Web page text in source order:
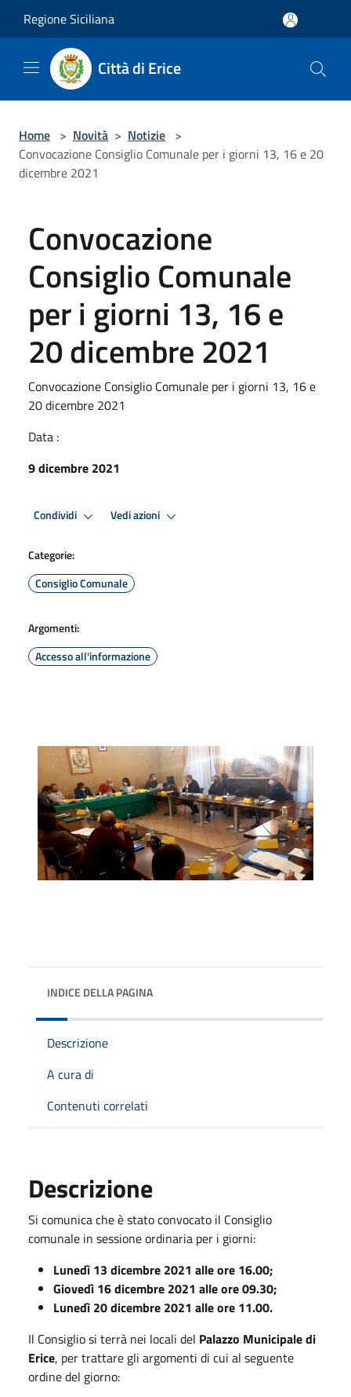
Regione Siciliana
Città di Erice
Home > Novità > Notizie >
Convocazione Consiglio Comunale per i giorni 13, 16 e 20
dicembre 2021
Convocazione
Consiglio Comunale
per i giorni 13, 16 e
20 dicembre 2021
Convocazione Consiglio Comunale per i giorni 13, 16 e
20 dicembre 2021
Data :
9 dicembre 2021
Condividi Vedi azioni
Categorie:
Consiglio Comunale
Argomenti:
Accesso all'informazione
INDICE DELLA PAGINA
Descrizione
A cura di
Contenuti correlati
Descrizione
Si comunica che è stato convocato il Consiglio
comunale in sessione ordinaria per i giorni:
Lunedì 13 dicembre 2021 alle ore 16.00;
Giovedì 16 dicembre 2021 alle ore 09.30;
Lunedì 20 dicembre 2021 alle ore 11.00.
Il Consiglio si terrà nei locali del Palazzo Municipale di
Erice, per trattare gli argomenti di cui al seguente
ordine del giorno: